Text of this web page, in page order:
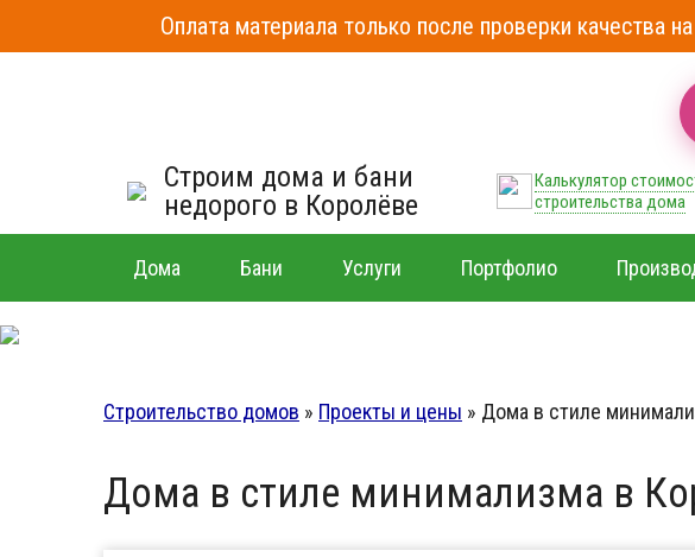
Оплата материала только после проверки качества
Строим дома и бани
недорого в Королёве
Калькулятор
строительства дома
Дома Бани Услуги Портфолио
Строительство домов » Проекты и цены » Дома в стиле
Дома в стиле минимализма в